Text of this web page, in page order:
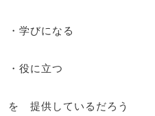
・学びになる
・役に立つ
を 提供しているだろう